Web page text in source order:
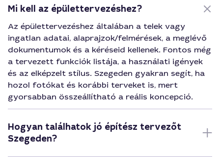
Mi kell az épülettervezéshez?
Az épülettervezéshez általában a telek vagy
ingatlan adatai, alaprajzok/felmérések, a meglévő
dokumentumok és a kéréseid kellenek. Fontos még
a tervezett funkciók listája, a használati igények
és az elképzelt stílus. Szegeden gyakran segít, ha
hozol fotókat és korábbi terveket is, mert
gyorsabban összeállítható a reális koncepció.
Hogyan találhatok jó építész tervezőt
Szegeden?